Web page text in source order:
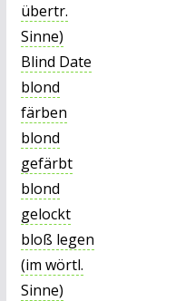
übertr.
Sinne)
Blind Date
blond
färben
blond
gefärbt
blond
gelockt
bloß legen
(im wörtl.
Sinne)